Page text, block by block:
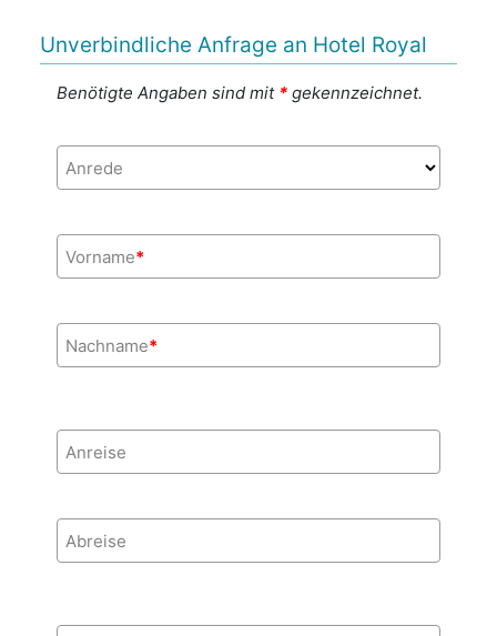
Unverbindliche Anfrage an Hotel Royal
Benötigte Angaben sind mit *gekennzeichnet.
Anrede
Vorname*
Nachname*
Anreise
Abreise